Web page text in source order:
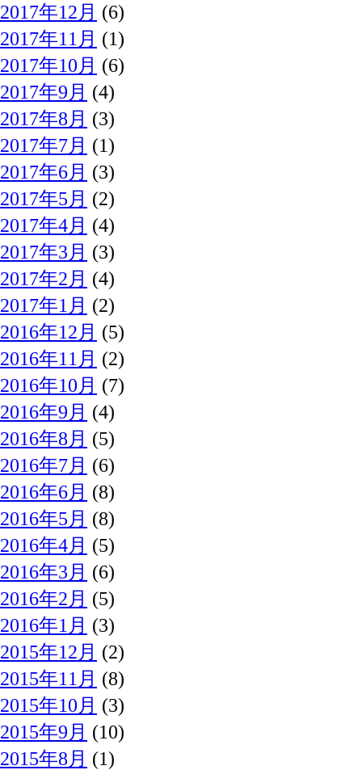
2017年12月 (6)
2017年11月 (1)
2017年10月 (6)
2017年9月 (4)
2017年8月 (3)
2017年7月 (1)
2017年6月 (3)
2017年5月 (2)
2017年4月 (4)
2017年3月 (3)
2017年2月 (4)
2017年1月 (2)
2016年12月 (5)
2016年11月 (2)
2016年10月 (7)
2016年9月 (4)
2016年8月 (5)
2016年7月 (6)
2016年6月 (8)
2016年5月 (8)
2016年4月 (5)
2016年3月 (6)
2016年2月 (5)
2016年1月 (3)
2015年12月 (2)
2015年11月 (8)
2015年10月 (3)
2015年9月 (10)
2015年8月 (1)